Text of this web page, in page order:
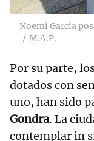
Noemí García
M.A.P.
Por su parte,
dotados con
uno, han sido
Gondra. La
contemplar in